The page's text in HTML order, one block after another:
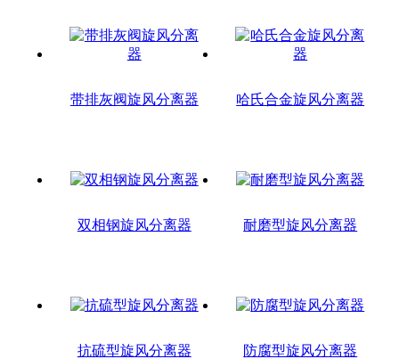
带排灰阀旋风分离器 哈氏合金旋风分离器
双相钢旋风分离器 耐磨型旋风分离器
抗硫型旋风分离器 防腐型旋风分离器